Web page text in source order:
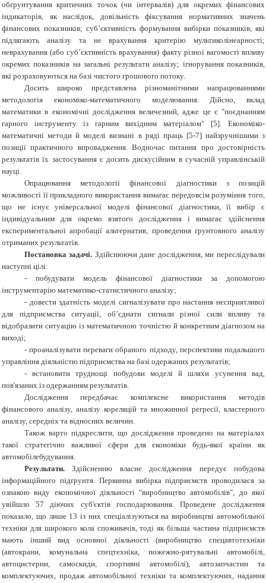
обґрунтування критичних точок (чи інтервалів) для окремих фінансових
індикаторів, як наслідок, довільність фіксування нормативних значень
фінансових показників; суб’єктивність формування вибірки показників, які
підлягають аналізу та не врахування критерію мультиколінеарності;
неврахування (або суб’єктивність врахування) факту різної вагомості впливу
окремих показників на загальні результати аналізу; ігнорування показників,
які розраховуються на базі чистого грошового потоку.
Досить широко представлена різноманітними напрацюваннями
методологія економіко-математичного моделювання. Дійсно, вклад
математики в економічні дослідження величезний, адже це є "поєднанням
гарного інструменту із гарним вихідним матеріалом" [5]. Економіко-
математичні методи й моделі визнані в ряді праць [5-7] найзручнішими з
позиції практичного впровадження. Водночас питання про достовірність
результатів їх застосування є досить дискусійним в сучасній управлінській
науці.
Опрацювання методології фінансової діагностики з позицій
можливості її прикладного використання вимагає передовсім розуміння того,
що не існує універсальної моделі фінансової діагностики, її вибір є
індивідуальним для окремо взятого дослідження і вимагає здійснення
експериментальної апробації альтернатив, проведення ґрунтовного аналізу
отриманих результатів.
Постановка задачі. Здійснюючи дане дослідження, ми переслідували
наступні цілі:
- побудувати модель фінансової діагностики за допомогою
інструментарію математико-статистичного аналізу;
- довести здатність моделі сигналізувати про настання несприятливої
для підприємства ситуації, об’єднати сигнали різної сили впливу та
відобразити ситуацію із математичною точністю й конкретним діагнозом на
виході;
- проаналізувати переваги обраного підходу, перспективи подальшого
управління діяльністю підприємства на базі одержаних результатів;
- встановити труднощі побудови моделі й шляхи усунення вад,
пов'язаних із одержанням результатів.
Дослідження передбачає комплексне використання методів
фінансового аналізу, аналізу кореляцій та множинної регресії, кластерного
аналізу, середніх та відносних величин.
Також варто підкреслити, що дослідження проведено на матеріалах
такої стратегічно важливої сфери для економіки будь-якої країни як
автомобілебудування.
Результати.Здійсненню власне дослідження передує побудова
інформаційного підґрунтя. Первинна вибірка підприємств проводилася за
ознакою виду економічної діяльності "виробництво автомобілів", до якої
увійшло 57 діючих суб'єктів господарювання. Проведене дослідження
показало, що лише 13 із них спеціалізуються на виробництві автомобільної
техніки для широкого кола споживачів, тоді як більша частина підприємств
мають інший вид основної діяльності (виробництво спецавтотехніки
(автокрани, комунальна спецтехніка, пожежно-рятувальні автомобілі,
автоцистерни, самоскиди, спортивні автомобілі), автозапчастин та
комплектуючих, продаж автомобільної техніки та комплектуючих, надання